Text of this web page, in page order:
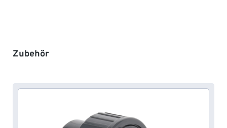
Produktgalerie überspringen
Zubehör